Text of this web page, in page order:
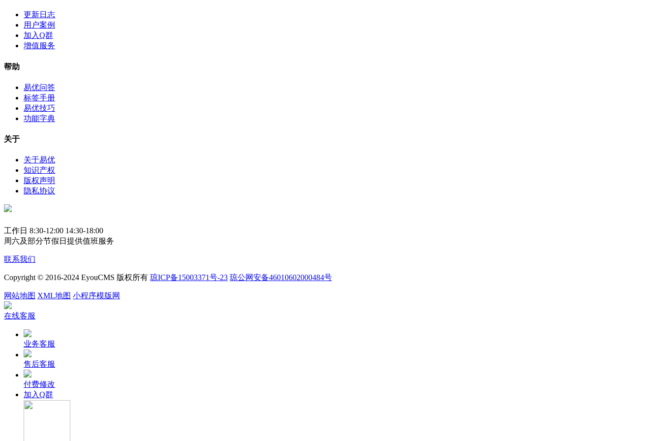
更新日志
用户案例
加入Q群
增值服务
帮助
易优问答
标签手册
易优技巧
功能字典
关于
关于易优
知识产权
版权声明
隐私协议
工作日 8:30-12:00 14:30-18:00
周六及部分节假日提供值班服务
联系我们
Copyright © 2016-2024 EyouCMS 版权所有 琼ICP备15003371号-23 琼公网安备46010602000484号
网站地图 XML地图 小程序模版网
在线客服
业务客服
售后客服
付费修改
加入Q群